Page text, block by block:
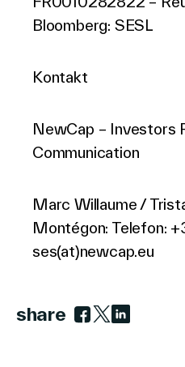
Bloomberg: SESL
Kontakt
NewCap – Investors
Communication
Marc Willaume /
Montégon: Telefon:
ses(at)newcap.eu
share